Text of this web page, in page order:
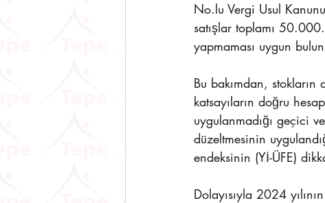
No.lu Vergi Usul
satışlar toplamı
yapmaması uygun
Bu bakımdan,
katsayıların doğru
uygulanmadığı geçici
düzeltmesinin
endeksinin (Yİ-ÜFE)
Dolayısıyla 2024